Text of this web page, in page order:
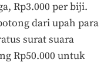
Rp3.000 per biji.
dari upah para
surat suara
Rp50.000 untuk